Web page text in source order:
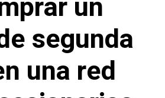
segunda
una red